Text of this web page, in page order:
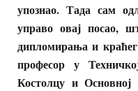
упознао. Тада сам
управо овај посао,
дипломирања и
професор у
Костолцу и